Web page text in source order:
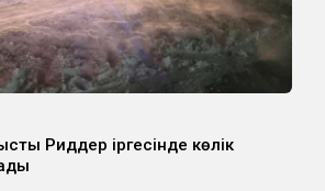
Риддер іргесінде көлік